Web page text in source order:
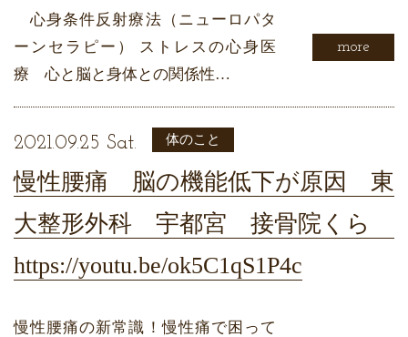
心身条件反射療法（ニューロパタ
ーンセラピー） ストレスの心身医
療 心と脳と身体との関係性…
more
2021.09.25 Sat. 体のこと
慢性腰痛 脳の機能低下が原因 東
大整形外科 宇都宮 接骨院くら
https://youtu.be/ok5C1qS1P4c
慢性腰痛の新常識！慢性痛で困って